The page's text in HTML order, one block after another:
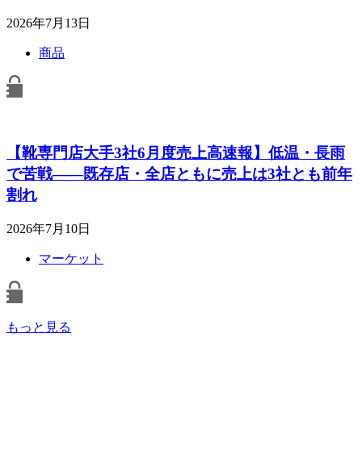
2026年7月13日
商品
【靴専門店大手3社6月度売上高速報】低温・長雨
で苦戦――既存店・全店ともに売上は3社とも前年
割れ
2026年7月10日
マーケット
もっと見る